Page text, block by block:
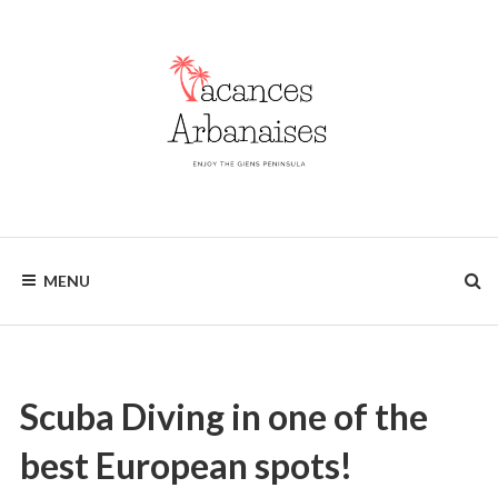
ARBANAISES
GiensMENU
Scuba Diving in one of the
best European spots!